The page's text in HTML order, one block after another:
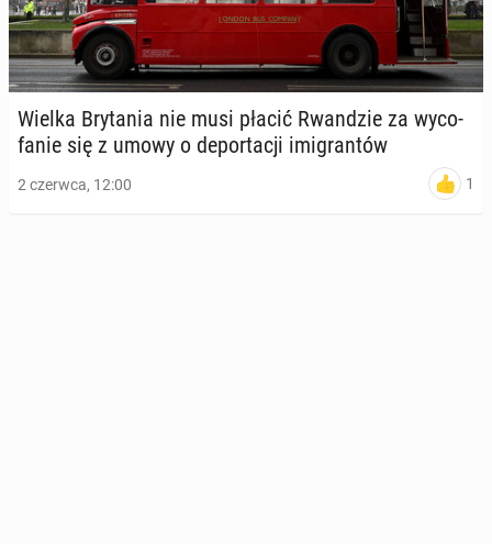
Wielka Bry­ta­nia nie musi płacić Rwan­dzie za wy­co­
fa­nie się z umowy o de­por­ta­cji imi­gran­tów
2 czerwca, 12:00 1